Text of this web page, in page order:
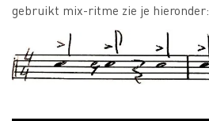
gebruikt mix-ritme zie je hieronder: